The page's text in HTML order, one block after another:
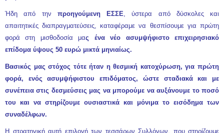
Ήδη από την προηγούμενη ΕΣΣΕ , ύστερα από δύσκολες και
απαιτητικές διαπραγματεύσεις, καταφέραμε να θεσπίσουμε για πρώτη
φορά στη μισθοδοσία μας ένα νέο ασυμψήφιστο επιχειρησιακό
επίδομα ύψους 50 ευρώ μικτά μηνιαίως.
Βασικός μας στόχος τότε ήταν η θεσμική κατοχύρωση, για πρώτη
φορά, ενός ασυμψήφιστου επιδόματος, ώστε σταδιακά και με
συνέπεια στις δεσμεύσεις μας να μπορούμε να αυξάνουμε το ποσό
του και να στηρίζουμε ουσιαστικά και μόνιμα το εισόδημα των
συναδέλφων.
Η στρατηγική αυτή επιλογή των τεσσάρων Συλλόγων, που στηρίζουμε